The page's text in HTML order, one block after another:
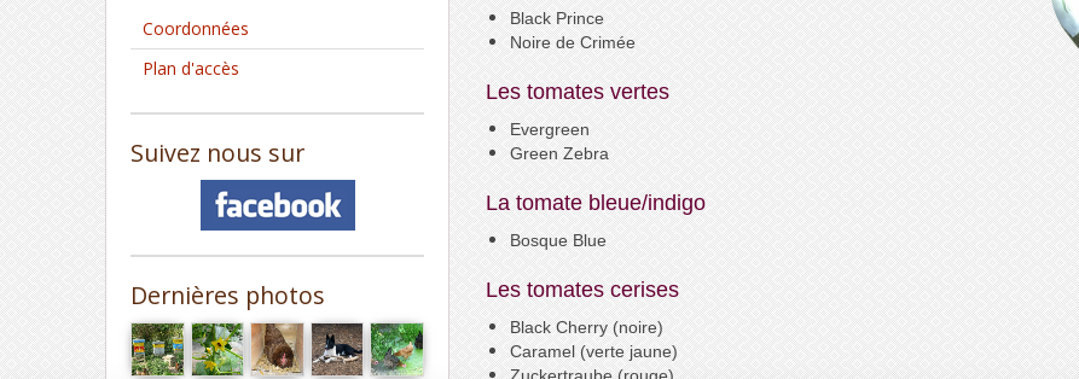
Black Prince
Noire de Crimée
Les tomates vertes
Evergreen
Green Zebra
La tomate bleue/indigo
Bosque Blue
Les tomates cerises
Black Cherry (noire)
Caramel (verte jaune)
Coordonnées
Plan d'accès
Suivez nous sur
Dernières photos